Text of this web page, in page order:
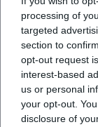
processing of
targeted
section to
opt-out request
interest-based
us or personal
your opt-out.
disclosure of
Das
SG
sondern in
Durch unser
dass wir in